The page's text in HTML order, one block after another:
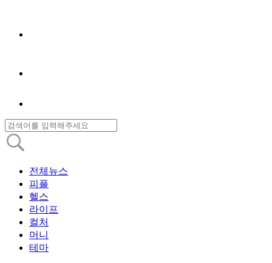
전체뉴스
피플
헬스
라이프
컬처
머니
테마